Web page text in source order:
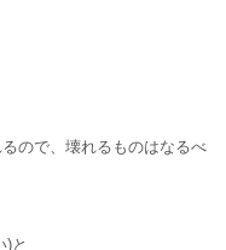
ので、壊れるものはなるべ
)と